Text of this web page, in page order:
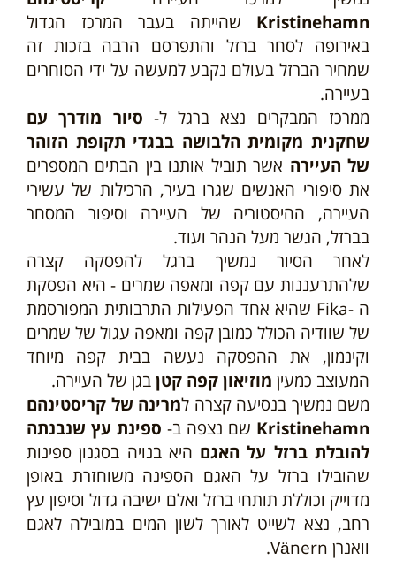
Kristinehamn שהייתה בעבר המרכז הגדול
באירופה לסחר ברזל והתפרסם הרבה בזכות זה
שמחיר הברזל בעולם נקבע למעשה על ידי הסוחרים
בעיירה.
ממרכז המבקרים נצא ברגל ל- סיור מודרך עם
שחקנית מקומית הלבושה בבגדי תקופת הזוהר
של העיירה אשר תוביל אותנו בין הבתים המספרים
את סיפורי האנשים שגרו בעיר, הרכילות של עשירי
העיירה, ההיסטוריה של העיירה וסיפור המסחר
בברזל, הגשר מעל הנהר ועוד.
לאחר הסיור נמשיך ברגל להפסקה קצרה
שלהתרעננות עם קפה ומאפה שמרים - היא הפסקת
ה -Fika שהיא אחד הפעילות התרבותית המפורסמת
של שוודיה הכולל כמובן קפה ומאפה עגול של שמרים
וקינמון, את ההפסקה נעשה בבית קפה מיוחד
המעוצב כמעין מוזיאון קפה קטןבגן של העיירה.
משם נמשיך בנסיעה קצרה למרינה של קריסטינהם
Kristinehamn שם נצפה ב- ספינת עץ שנבנתה
להובלת ברזל על האגם היא בנויה בסגנון ספינות
שהובילו ברזל על האגם הספינה משוחזרת באופן
מדוייק וכוללת תותחי ברזל ואלם ישיבה גדול וסיפון עץ
רחב, נצא לשייט לאורך לשון המים במובילה לאגם
וואנרן Vänern.